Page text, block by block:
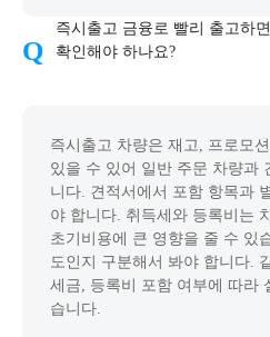
즉시출고 금융로 빨리 출고하
확인해야 하나요?
즉시출고 차량은 재고, 프로모
있을 수 있어 일반 주문 차량과
니다. 견적서에서 포함 항목과
야 합니다. 취득세와 등록비는
초기비용에 큰 영향을 줄 수 있
도인지 구분해서 봐야 합니다.
세금, 등록비 포함 여부에 따라
습니다.